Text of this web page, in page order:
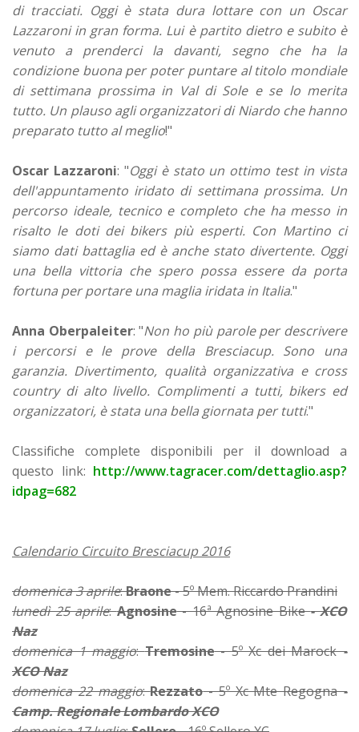
di tracciati. Oggi è stata dura lottare con un Oscar
Lazzaroni in gran forma. Lui è partito dietro e subito è
venuto a prenderci la davanti, segno che ha la
condizione buona per poter puntare al titolo mondiale
di settimana prossima in Val di Sole e se lo merita
tutto. Un plauso agli organizzatori di Niardo che hanno
preparato tutto al meglio!"
Oscar Lazzaroni: "Oggi è stato un ottimo test in vista
dell'appuntamento iridato di settimana prossima. Un
percorso ideale, tecnico e completo che ha messo in
risalto le doti dei bikers più esperti. Con Martino ci
siamo dati battaglia ed è anche stato divertente. Oggi
una bella vittoria che spero possa essere da porta
fortuna per portare una maglia iridata in Italia."
Anna Oberpaleiter: "Non ho più parole per descrivere
i percorsi e le prove della Bresciacup. Sono una
garanzia. Divertimento, qualità organizzativa e cross
country di alto livello. Complimenti a tutti, bikers ed
organizzatori, è stata una bella giornata per tutti."
Classifiche complete disponibili per il download a
questo link: http://www.tagracer.com/dettaglio.asp?
idpag=682
Calendario Circuito Bresciacup 2016
domenica 3 aprile:Braone- 5º Mem. Riccardo Prandini
lunedì 25 aprile:Agnosine- 16ª Agnosine Bike- XCO
Naz
domenica 1 maggio:Tremosine- 5º Xc dei Marock-
XCO Naz
domenica 22 maggio:Rezzato- 5º Xc Mte Regogna-
Camp. Regionale Lombardo XCO